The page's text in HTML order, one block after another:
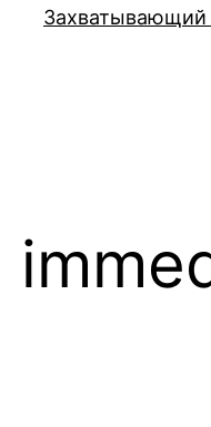
Захватывающий